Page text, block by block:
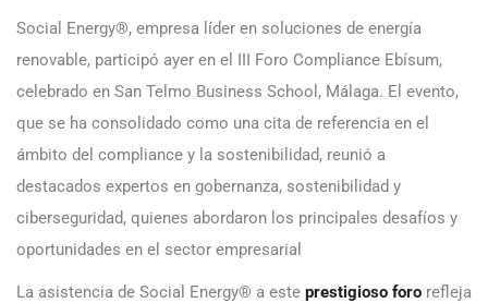
Social Energy®, empresa líder en soluciones de energía
renovable, participó ayer en el III Foro Compliance Ebísum,
celebrado en San Telmo Business School, Málaga. El evento,
que se ha consolidado como una cita de referencia en el
ámbito del compliance y la sostenibilidad, reunió a
destacados expertos en gobernanza, sostenibilidad y
ciberseguridad, quienes abordaron los principales desafíos y
oportunidades en el sector empresarial
La asistencia de Social Energy® a este prestigioso foro refleja